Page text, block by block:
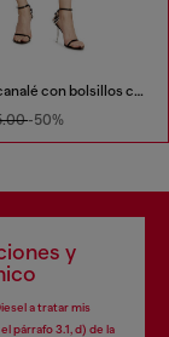
Minifalda en canalé con bolsillos cargo
-50%
y
a tratar mis
párrafo 3.1, d) de la